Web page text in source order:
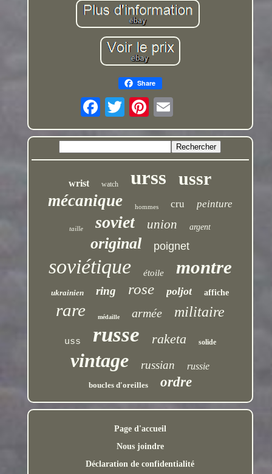
Share
wrist watch urss ussr
mécanique hommes cru peinture
taille soviet union argent
original poignet
soviétique étoile montre
ukrainien ring rose poljot affiche
rare médaille armée militaire
uss russe raketa solide
vintage russian russie
boucles d'oreilles ordre
Page d'accueil
Nous joindre
Déclaration de confidentialité